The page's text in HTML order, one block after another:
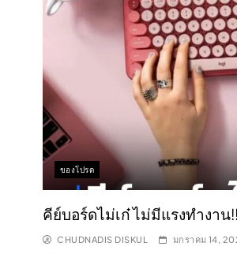
ของโปรด
คีย์บอร์ดไม่เก๋ ไม่มีแรงทำงาน
CHUDNADIS DISKUL มกราคม 14,